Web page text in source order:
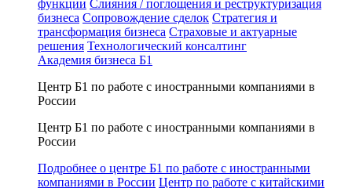
функции Слияния / поглощения и реструктуризация
бизнеса Сопровождение сделок Стратегия и
трансформация бизнеса Страховые и актуарные
решения Технологический консалтинг
Академия бизнеса Б1
Центр Б1 по работе с иностранными компаниями в
России
Центр Б1 по работе с иностранными компаниями в
России
Подробнее о центре Б1 по работе с иностранными
компаниями в России Центр по работе с китайскими